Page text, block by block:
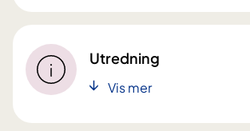
Utredning
Vis mer